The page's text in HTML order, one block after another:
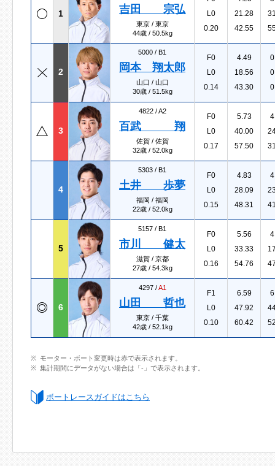
1 吉田 宗弘
東京 / 東京
44歳 / 50.5kg
L0
0.20
21.28
42.55
2
5000 / B1
岡本 翔太郎
山口 / 山口
30歳 / 51.5kg
F0
L0
0.14
4.49
18.56
43.30
3
4822 /A2
百武 翔
佐賀 / 佐賀
32歳 / 52.0kg
F0
L0
0.17
5.73
40.00
57.50
4
5303 / B1
土井 歩夢
福岡 / 福岡
22歳 / 52.0kg
F0
L0
0.15
4.83
28.09
48.31
5
5157 / B1
市川 健太
滋賀 / 京都
27歳 / 54.3kg
F0
L0
0.16
5.56
33.33
54.76
6
4297 /A1
山田 哲也
東京 / 千葉
42歳 / 52.1kg
F1
L0
0.10
6.59
47.92
60.42
モーター・ボート変更時は赤で表示されます。
集計期間にデータがない場合は「-」で表示されます。
ボートレースガイドはこちら